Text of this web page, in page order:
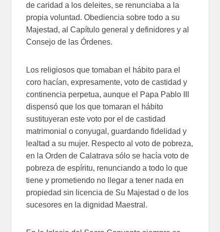
de caridad a los deleites, se renunciaba a la
propia voluntad. Obediencia sobre todo a su
Majestad, al Capítulo general y definidores y al
Consejo de las Órdenes.
Los religiosos que tomaban el hábito para el
coro hacían, expresamente, voto de castidad y
continencia perpetua, aunque el Papa Pablo III
dispensó que los que tomaran el hábito
sustituyeran este voto por el de castidad
matrimonial o conyugal, guardando fidelidad y
lealtad a su mujer. Respecto al voto de pobreza,
en la Orden de Calatrava sólo se hacía voto de
pobreza de espíritu, renunciando a todo lo que
tiene y prometiendo no llegar a tener nada en
propiedad sin licencia de Su Majestad o de los
sucesores en la dignidad Maestral.